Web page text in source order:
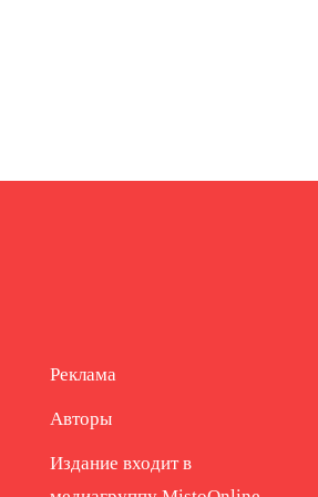
Реклама
Авторы
Издание входит в